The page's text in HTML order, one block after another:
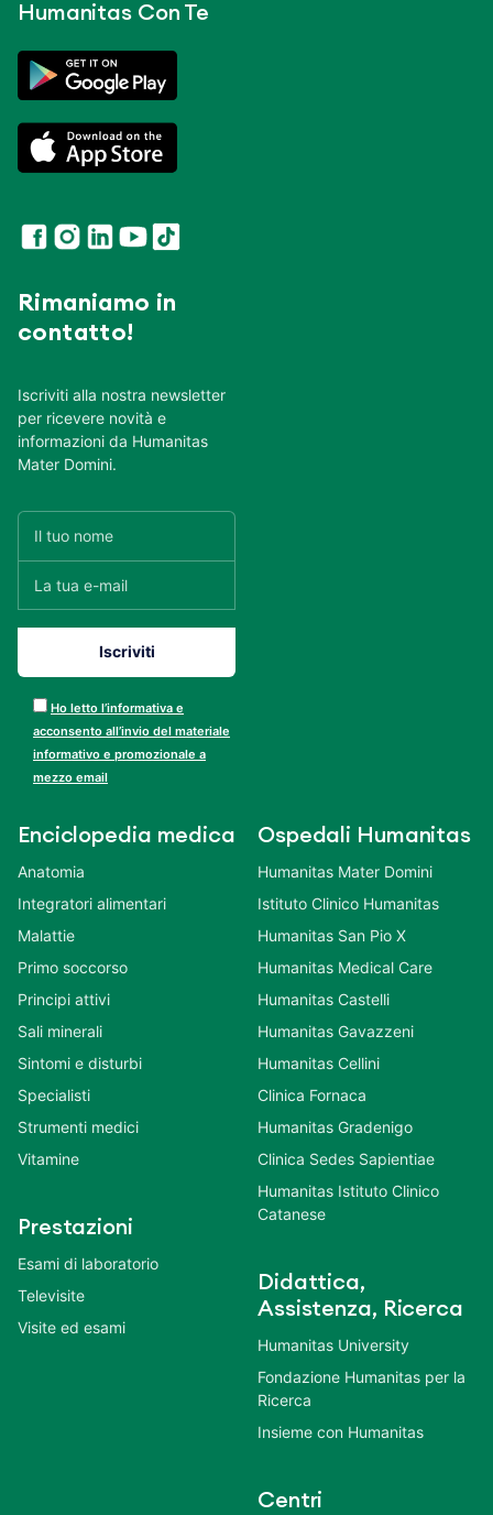
Humanitas Con Te
Rimaniamo in
contatto!
Iscriviti alla nostra newsletter
per ricevere novità e
informazioni da Humanitas
Mater Domini.
Ho letto l’informativa e
acconsento all’invio del materiale
informativo e promozionale a
mezzo email
Enciclopedia medica
Anatomia
Integratori alimentari
Malattie
Primo soccorso
Principi attivi
Sali minerali
Sintomi e disturbi
Specialisti
Strumenti medici
Vitamine
Prestazioni
Esami di laboratorio
Televisite
Visite ed esami
Ospedali Humanitas
Humanitas Mater Domini
Istituto Clinico Humanitas
Humanitas San Pio X
Humanitas Medical Care
Humanitas Castelli
Humanitas Gavazzeni
Humanitas Cellini
Clinica Fornaca
Humanitas Gradenigo
Clinica Sedes Sapientiae
Humanitas Istituto Clinico
Catanese
Didattica,
Assistenza, Ricerca
Humanitas University
Fondazione Humanitas per la
Ricerca
Insieme con Humanitas
Centri